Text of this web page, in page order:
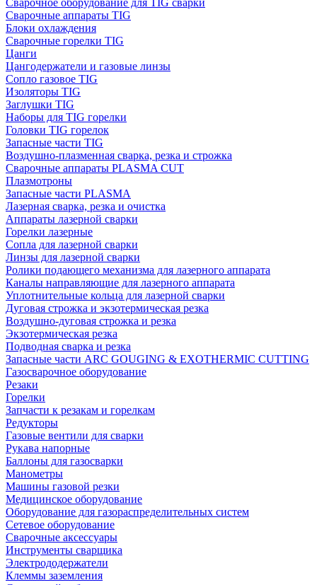
Сварочное оборудование для TIG сварки
Сварочные аппараты TIG
Блоки охлаждения
Сварочные горелки TIG
Цанги
Цангодержатели и газовые линзы
Сопло газовое TIG
Изоляторы TIG
Заглушки TIG
Наборы для TIG горелки
Головки TIG горелок
Запасные части TIG
Воздушно-плазменная сварка, резка и строжка
Сварочные аппараты PLASMA CUT
Плазмотроны
Запасные части PLASMA
Лазерная сварка, резка и очистка
Аппараты лазерной сварки
Горелки лазерные
Сопла для лазерной сварки
Линзы для лазерной сварки
Ролики подающего механизма для лазерного аппарата
Каналы направляющие для лазерного аппарата
Уплотнительные кольца для лазерной сварки
Дуговая строжка и экзотермическая резка
Воздушно-дуговая строжка и резка
Экзотермическая резка
Подводная сварка и резка
Запасные части ARC GOUGING & EXOTHERMIC CUTTING
Газосварочное оборудование
Резаки
Горелки
Запчасти к резакам и горелкам
Редукторы
Газовые вентили для сварки
Рукава напорные
Баллоны для газосварки
Манометры
Машины газовой резки
Медицинское оборудование
Оборудование для газораспределительных систем
Сетевое оборудование
Сварочные аксессуары
Инструменты сварщика
Электрододержатели
Клеммы заземления